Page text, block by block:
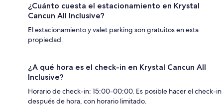
¿Cuánto cuesta el estacionamiento en Krystal
Cancun All Inclusive?
El estacionamiento y valet parking son gratuitos en esta
propiedad.
¿A qué hora es el check-in en Krystal Cancun All
Inclusive?
Horario de check-in: 15:00-00:00. Es posible hacer el check-in
después de hora, con horario limitado.